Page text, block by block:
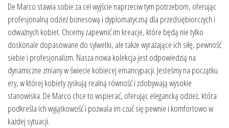
De Marco stawia sobie za cel wyjście naprzeciw tym potrzebom, oferując
profesjonalną odzież biznesową i dyplomatyczną dla przedsiębiorczych i
odważnych kobiet. Chcemy zapewnić im kreacje, które będą nie tylko
doskonale dopasowane do sylwetki, ale także wyrażające ich siłę, pewność
siebie i profesjonalizm. Nasza nowa kolekcja jest odpowiedzią na
dynamiczne zmiany w świecie kobiecej emancypacji. Jesteśmy na początku
ery, w której kobiety zyskują realną równość i zdobywają wysokie
stanowiska. De Marco chce to wspierać, oferując elegancką odzież, która
podkreśla ich wyjątkowość i pozwala im czuć się pewnie i komfortowo w
każdej sytuacji.